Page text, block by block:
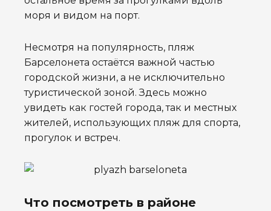
моря и видом на порт.
Несмотря на популярность, пляж
Барселонета остаётся важной частью
городской жизни, а не исключительно
туристической зоной. Здесь можно
увидеть как гостей города, так и местных
жителей, использующих пляж для спорта,
прогулок и встреч.
Что посмотреть в районе